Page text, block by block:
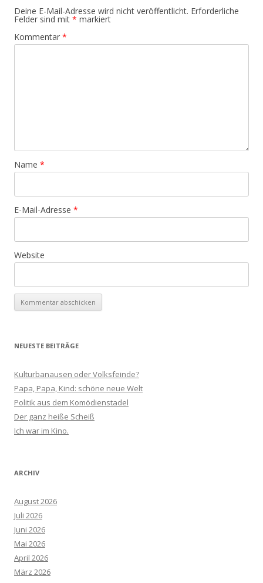
Deine E-Mail-Adresse wird nicht veröffentlicht. Erforderliche
Felder sind mit * markiert
Kommentar *
Name *
E-Mail-Adresse *
Website
NEUESTE BEITRÄGE
Kulturbanausen oder Volksfeinde?
Papa, Papa, Kind: schöne neue Welt
Politik aus dem Komödienstadel
Der ganz heiße Scheiß
Ich war im Kino.
ARCHIV
August 2026
Juli 2026
Juni 2026
Mai 2026
April 2026
März 2026